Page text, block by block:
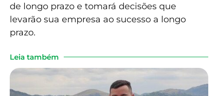
de longo prazo e tomará decisões que
levarão sua empresa ao sucesso a longo
prazo.
Leia também